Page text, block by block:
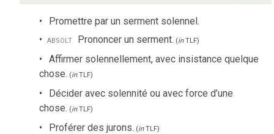
Promettre par un serment solennel.
absolt Prononcer un serment. (inTLF)
Affirmer solennellement, avec insistance quelque
chose. (inTLF)
Décider avec solennité ou avec force d’une
chose. (inTLF)
Proférer des jurons. (inTLF)